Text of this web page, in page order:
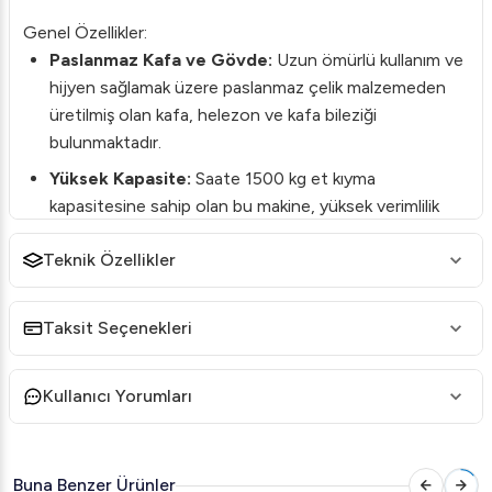
Genel Özellikler:
Paslanmaz Kafa ve Gövde: Uzun ömürlü kullanım ve
hijyen sağlamak üzere paslanmaz çelik malzemeden
üretilmiş olan kafa, helezon ve kafa bileziği
bulunmaktadır.
Yüksek Kapasite: Saate 1500 kg et kıyma
kapasitesine sahip olan bu makine, yüksek verimlilik
sunar.
Gelişmiş Motor Gücü:
motor, 217 rpm'ye kadar hızla çalışır.
İleri-Geri Çalışma Sistemi:
Kullanıcı dostu ve güvenli
çalışma sağlar.
Paslanmaz Ayaklar:
Makinenin tekerlekli yapısı kolay
hareket ettirme imkanı sunar.
Teknik Özellikler
Taksit Seçenekleri
Kullanıcı Yorumları
Buna Benzer Ürünler